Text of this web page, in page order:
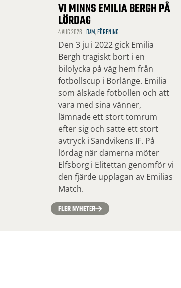
VI MINNS EMILIA BERGH PÅ
LÖRDAG
4 AUG 2026 DAM,FÖRENING
Den 3 juli 2022 gick Emilia
Bergh tragiskt bort i en
bilolycka på väg hem från
fotbollscup i Borlänge. Emilia
som älskade fotbollen och att
vara med sina vänner,
lämnade ett stort tomrum
efter sig och satte ett stort
avtryck i Sandvikens IF. På
lördag när damerna möter
Elfsborg i Elitettan genomför vi
den fjärde upplagan av Emilias
Match.
FLER NYHETER